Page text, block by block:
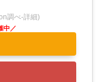
調べ-詳細)